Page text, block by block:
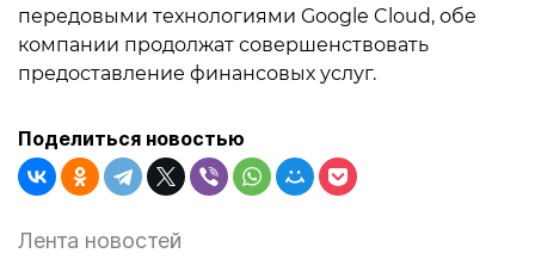
передовыми технологиями Google Cloud, обе
компании продолжат совершенствовать
предоставление финансовых услуг.
Поделиться новостью
Лента новостей